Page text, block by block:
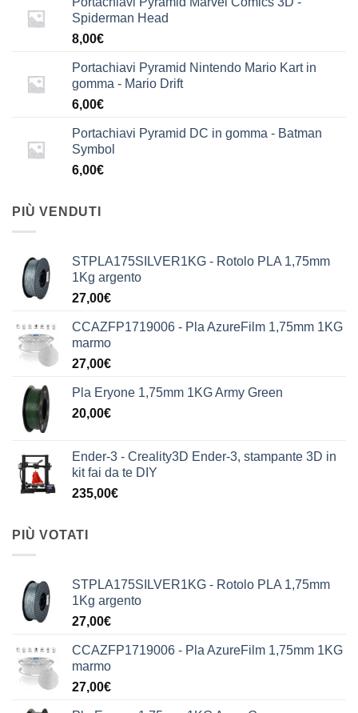
Spiderman Head
8,00€
Portachiavi Pyramid Nintendo Mario Kart in
gomma - Mario Drift
6,00€
Portachiavi Pyramid DC in gomma - Batman
Symbol
6,00€
PIÙ VENDUTI
STPLA175SILVER1KG - Rotolo PLA 1,75mm
1Kg argento
27,00€
CCAZFP1719006 - Pla AzureFilm 1,75mm 1KG
marmo
27,00€
Pla Eryone 1,75mm 1KG Army Green
20,00€
Ender-3 - Creality3D Ender-3, stampante 3D in
kit fai da te DIY
235,00€
PIÙ VOTATI
STPLA175SILVER1KG - Rotolo PLA 1,75mm
1Kg argento
27,00€
CCAZFP1719006 - Pla AzureFilm 1,75mm 1KG
marmo
27,00€